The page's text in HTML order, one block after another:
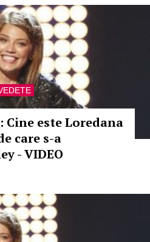
Cine este Loredana
care s-a
- VIDEO